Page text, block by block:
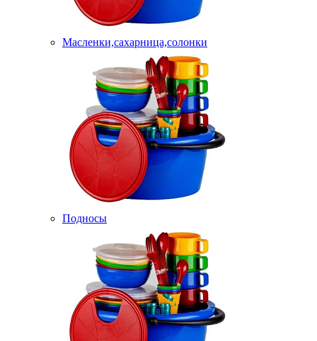
Масленки,сахарница,солонки
Подносы